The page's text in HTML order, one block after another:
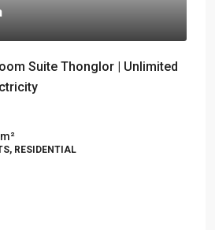
Suite Thonglor | Unlimited
RESIDENTIAL